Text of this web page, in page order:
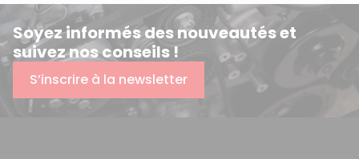
Soyez informés des nouveautés et
suivez nos conseils !
S’inscrire à la newsletter